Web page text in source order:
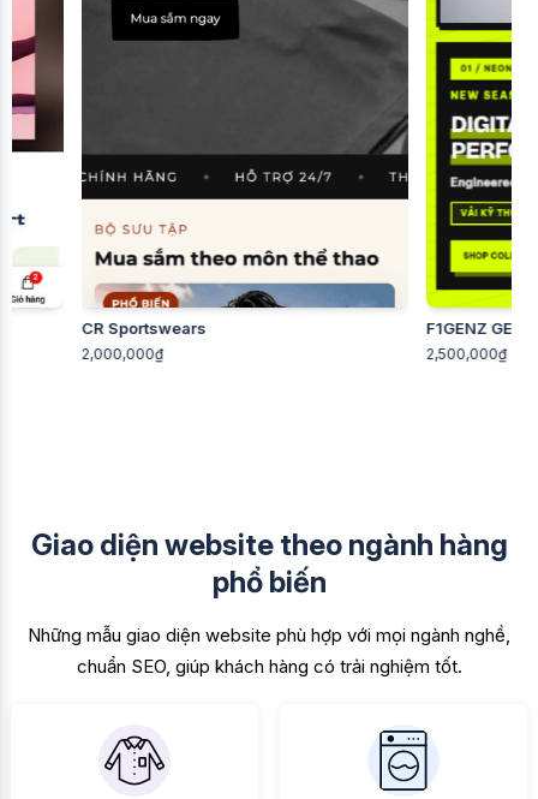
CR Sportswears
2,000,000₫
F1GENZ GENZ - Phá
2,500,000₫
Giao diện website theo ngành hàng
phổ biến
Những mẫu giao diện website phù hợp với mọi ngành nghề,
chuẩn SEO, giúp khách hàng có trải nghiệm tốt.